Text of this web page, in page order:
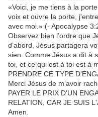
«Voici, je me tiens à la
voix et ouvre la porte,
avec moi.» (- Apocalypse
Observez bien l’ordre que
d’abord, Jésus partagera
sien. Comme Jésus a dit à
toi, et ce qui est à toi est à
PRENDRE CE TYPE
Merci Jésus de m’avoir
PAYER LE PRIX D'UN
RELATION, CAR JE SUIS
Amen.